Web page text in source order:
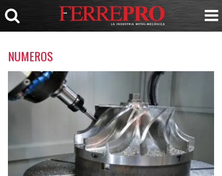
NUMEROS